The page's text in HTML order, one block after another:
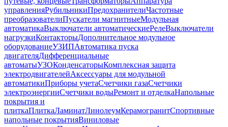
управленияРубильникиПредохранителиЧастотные
преобразователиПускатели магнитныеМодульная
автоматикаВыключатели автоматическиеРелеВыключатели
нагрузкиКонтакторыДополнительное модульное
оборудованиеУЗИПАвтоматика пуска
двигателяДифференциальные
автоматыУЗОКонденсаторыКомплексная защита
электродвигателейАксессуары для модульной
автоматикиПриборы учетаСчетчики газаСчетчики
электроэнергииСчетчики водыРемонт и отделкаНапольные
покрытия и
плиткаПлиткаЛаминатЛинолеумКерамогранитСпортивные
напольные покрытияВиниловые